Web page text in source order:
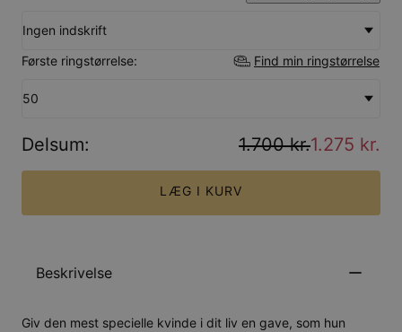
Ingen indskrift
Første ringstørrelse:
Find min ringstørrelse
50
Delsum: 1.700 kr.1.275 kr.
LÆG I KURV
Beskrivelse
Giv den mest specielle kvinde i dit liv en gave, som hun